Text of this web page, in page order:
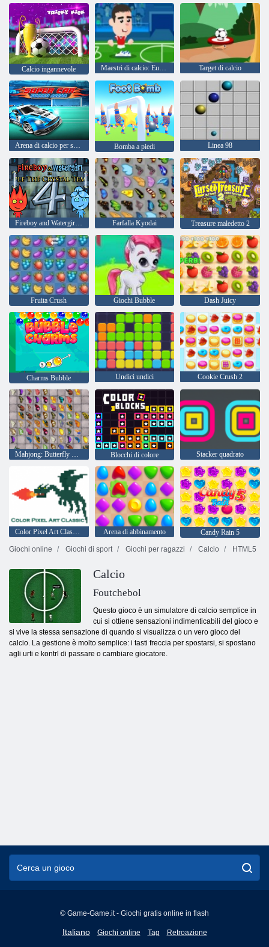
Calcio ingannevole Maestri di calcio: Euro 2020 Target di calcio
Arena di calcio per supercar Bomba a piedi Linea 98
Fireboy and Watergirl 4: Tempio di Cristallo Farfalla Kyodai Treasure maledetto 2
Fruita Crush Giochi Bubble Dash Juicy
Charms Bubble Undici undici Cookie Crush 2
Mahjong: Butterfly Kyodai HD Blocchi di colore Stacker quadrato
Color Pixel Art Classic - Pixel Paint by Numbers Arena di abbinamento
Candy Rain 5
Giochi online
Giochi di sport Giochi per ragazzi Calcio HTML5
Calcio
Foutchebol
Questo gioco è un simulatore di calcio semplice in
cui si ottiene sensazioni indimenticabili del gioco e
si vive la stessa sensazione di quando si visualizza o un vero gioco del
calcio. La gestione è molto semplice: i tasti freccia per spostarsi, si spostano
agli urti e kontrl di passare o cambiare giocatore.
© Game-Game.it - Giochi gratis online in flash
Italiano
English
Giochi online Tag Retroazione